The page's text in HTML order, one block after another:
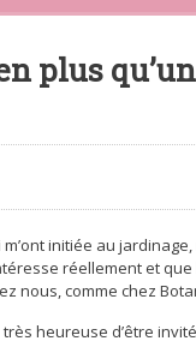
plus
initiée au
réellement et
nous, comme chez
très heureuse d’être